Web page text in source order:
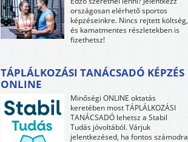
országosan elérhető sportos
képzéseinkre. Nincs rejtett költség,
és kamatmentes részletekben is
fizethetsz!
TÁPLÁLKOZÁSI TANÁCSADÓ KÉPZÉS
ONLINE
Minőségi ONLINE oktatás
keretében most TÁPLÁLKOZÁSI
TANÁCSADÓ lehetsz a Stabil
Tudás jóvoltából. Várjuk
jelentkezésed, ha fontos számodra